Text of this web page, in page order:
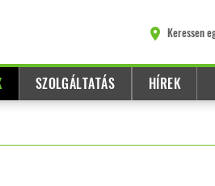
Keressen
SZOLGÁLTATÁS HÍREK